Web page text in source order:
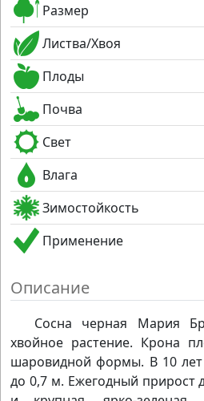
Размер
Листва/Хвоя
Плоды
Почва
Свет
Влага
Зимостойкость
Применение
Описание
Сосна черная Мария
хвойное растение. Крона
шаровидной формы. В 10
до 0,7 м. Ежегодный прирост